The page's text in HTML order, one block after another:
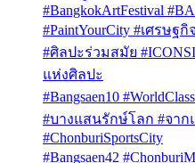
#BangkokArtFestival
#PaintYourCity #เศรษฐ
#ศิลปะร่วมสมัย
แห่งศิลปะ
#Bangsaen10
#บางแสนรักษ์โลก #จากแ
#ChonburiSportsCity
#Bangsaen42